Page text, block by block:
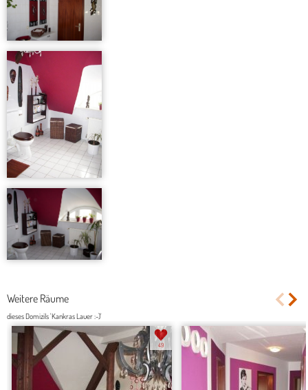
Weitere Räume
dieses Domizils 'Kankras Lauer :-)'
49